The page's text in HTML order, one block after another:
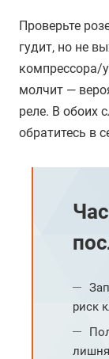
Проверьте
гудит, но не
компрессора/
молчит —
реле. В обоих
обратитесь в
риск